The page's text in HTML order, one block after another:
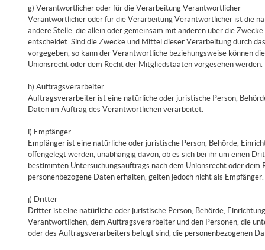
g) Verantwortlicher oder für die Verarbeitung Verantwortlicher
Verantwortlicher oder für die Verarbeitung Verantwortlicher ist die
andere Stelle, die allein oder gemeinsam mit anderen über die
entscheidet. Sind die Zwecke und Mittel dieser Verarbeitung durch
vorgegeben, so kann der Verantwortliche beziehungsweise können
Unionsrecht oder dem Recht der Mitgliedstaaten vorgesehen werden.
h) Auftragsverarbeiter
Auftragsverarbeiter ist eine natürliche oder juristische Person,
Daten im Auftrag des Verantwortlichen verarbeitet.
i) Empfänger
Empfänger ist eine natürliche oder juristische Person, Behörde,
offengelegt werden, unabhängig davon, ob es sich bei ihr um einen
bestimmten Untersuchungsauftrags nach dem Unionsrecht oder
personenbezogene Daten erhalten, gelten jedoch nicht als Empfänger.
j) Dritter
Dritter ist eine natürliche oder juristische Person, Behörde,
Verantwortlichen, dem Auftragsverarbeiter und den Personen, die
oder des Auftragsverarbeiters befugt sind, die personenbezogenen